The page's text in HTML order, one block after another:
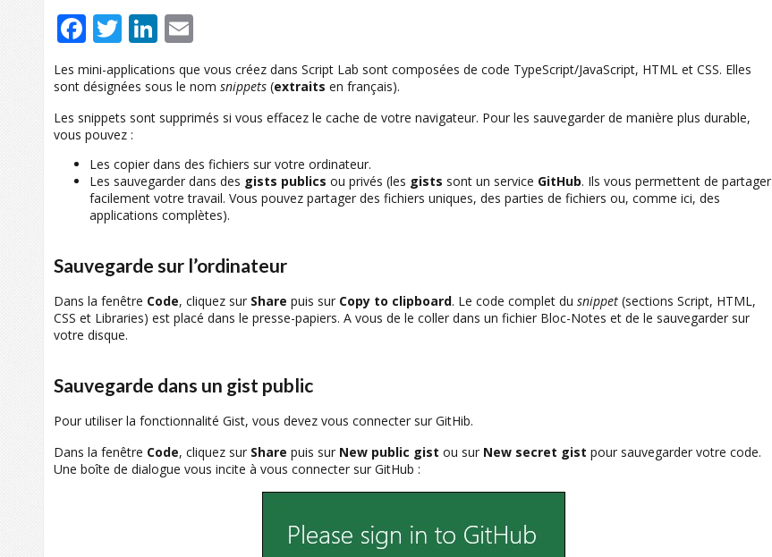
Facebook
TwitterLinkedIn
Les mini-applications que vous créez dans Script Lab sont composées de code TypeScript/JavaScript, HTML et CSS. Elles
sont désignées sous le nom snippets (extraits en français).
Les snippets sont supprimés si vous effacez le cache de votre navigateur. Pour les sauvegarder de manière plus durable,
vous pouvez :
Les copier dans des fichiers sur votre ordinateur.
Les sauvegarder dans des gists publics ou privés (les gists sont un service GitHub. Ils vous permettent de partager
facilement votre travail. Vous pouvez partager des fichiers uniques, des parties de fichiers ou, comme ici, des
applications complètes).
Sauvegarde sur l’ordinateur
Dans la fenêtre Code, cliquez sur Share puis sur Copy to clipboard. Le code complet du snippet (sections Script, HTML,
CSS et Libraries) est placé dans le presse-papiers. A vous de le coller dans un fichier Bloc-Notes et de le sauvegarder sur
votre disque.
Sauvegarde dans un gist public
Pour utiliser la fonctionnalité Gist, vous devez vous connecter sur GitHib.
Dans la fenêtre Code, cliquez sur Share puis sur New public gist ou sur New secret gist pour sauvegarder votre code.
Une boîte de dialogue vous incite à vous connecter sur GitHub :